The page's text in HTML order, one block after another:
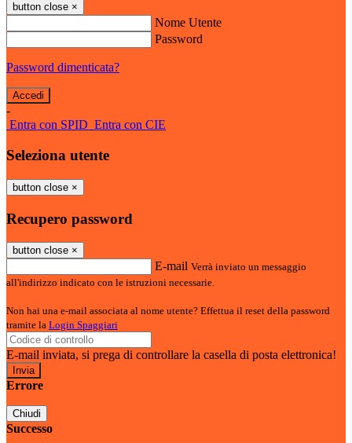
button close ×
Nome Utente
Password
Password dimenticata?
-
Entra con SPID Entra con CIE
Seleziona utente
button close ×
Recupero password
button close ×
E-mail Verrà inviato un messaggio
all'indirizzo indicato con le istruzioni necessarie.
Non hai una e-mail associata al nome utente? Effettua il reset della password
tramite la Login Spaggiari
E-mail inviata, si prega di controllare la casella di posta elettronica!
Errore
Chiudi
Successo